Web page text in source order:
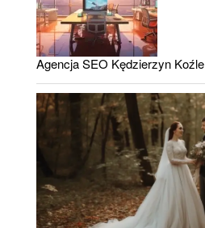
Agencja SEO Kędzierzyn Koźle